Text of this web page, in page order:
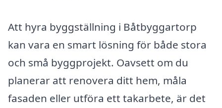
Att hyra byggställning i Båtbyggartorp
kan vara en smart lösning för både stora
och små byggprojekt. Oavsett om du
planerar att renovera ditt hem, måla
fasaden eller utföra ett takarbete, är det